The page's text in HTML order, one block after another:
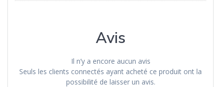
Avis
Il n’y a encore aucun avis
Seuls les clients connectés ayant acheté ce produit ont la
possibilité de laisser un avis.